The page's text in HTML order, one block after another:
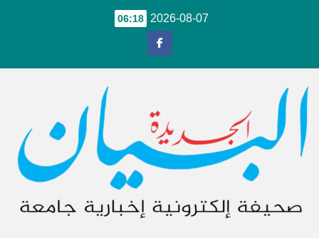
2026-08-07
06:18